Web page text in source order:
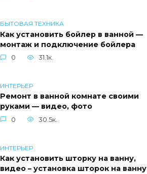
БЫТОВАЯ ТЕХНИКА
Как установить бойлер в ванной —
монтаж и подключение бойлера
0 31.1к.
ИНТЕРЬЕР
Ремонт в ванной комнате своими
руками — видео, фото
0 30.5к.
ИНТЕРЬЕР
Как установить шторку на ванну,
видео – установка шторок на ванну